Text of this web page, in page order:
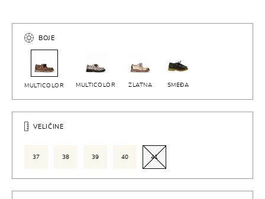
BOJE
MULTICOLOR MULTICOLOR ZLATNA SMEĐA
VELIČINE
37 38 39 40 41